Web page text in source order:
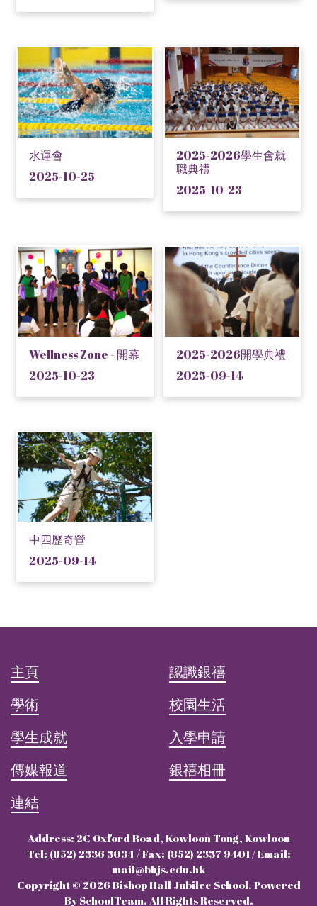
水運會
2025-10-25
2025-2026學生會就
職典禮
2025-10-23
Wellness Zone - 開幕
2025-10-23
2025-2026開學典禮
2025-09-14
中四歷奇營
2025-09-14
主頁
認識銀禧
學術
校園生活
學生成就
入學申請
傳媒報道
銀禧相冊
連結
Address: 2C Oxford Road, Kowloon Tong, Kowloon
Tel: (852) 2336 3034 / Fax: (852) 2337 9401 / Email:
mail@bhjs.edu.hk
Copyright © 2026 Bishop Hall Jubilee School. Powered
By SchoolTeam. All Rights Reserved.